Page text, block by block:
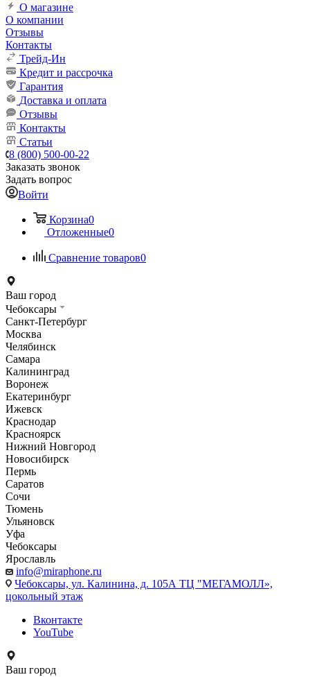
О магазине
О компании
Отзывы
Контакты
Трейд-Ин
Кредит и рассрочка
Гарантия
Доставка и оплата
Отзывы
Контакты
Статьи
8 (800) 500-00-22
Заказать звонок
Задать вопрос
Войти
Корзина0
Отложенные0
Сравнение товаров0
Ваш город
Чебоксары
Санкт-Петербург
Москва
Челябинск
Самара
Калининград
Воронеж
Екатеринбург
Ижевск
Краснодар
Красноярск
Нижний Новгород
Новосибирск
Пермь
Саратов
Сочи
Тюмень
Ульяновск
Уфа
Чебоксары
Ярославль
info@miraphone.ru
Чебоксары, ул. Калинина, д. 105А ТЦ "МЕГАМОЛЛ»,
цокольный этаж
Вконтакте
YouTube
Ваш город